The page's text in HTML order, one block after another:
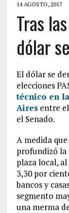
14 AGOSTO, 2017
Tras
dólar
El dólar se
elecciones
técnico en
Airesentre el
el Senado.
A medida
profundizó la
plaza local,
3,30 por
bancos y
segmento
una merma